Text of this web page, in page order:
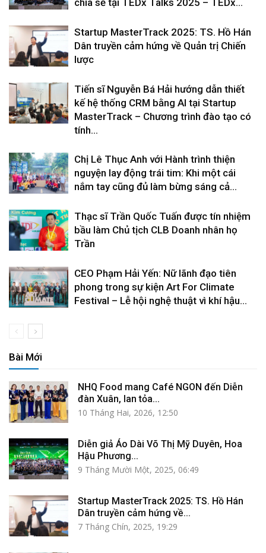
chia sẻ tại TEDx Talks 2025 – TEDx...
Startup MasterTrack 2025: TS. Hồ Hán
Dân truyền cảm hứng về Quản trị Chiến
lược
Tiến sĩ Nguyễn Bá Hải hướng dẫn thiết
kế hệ thống CRM bằng AI tại Startup
MasterTrack – Chương trình đào tạo có
tính...
Chị Lê Thục Anh với Hành trình thiện
nguyện lay động trái tim: Khi một cái
nắm tay cũng đủ làm bừng sáng cả...
Thạc sĩ Trần Quốc Tuấn được tín nhiệm
bầu làm Chủ tịch CLB Doanh nhân họ
Trần
CEO Phạm Hải Yến: Nữ lãnh đạo tiên
phong trong sự kiện Art For Climate
Festival – Lễ hội nghệ thuật vì khí hậu...
Bài Mới
NHQ Food mang Café NGON đến Diễn
đàn Xuân, lan tỏa...
10 Tháng Hai, 2026, 12:50
Diễn giả Áo Dài Võ Thị Mỹ Duyên, Hoa
Hậu Phương...
9 Tháng Mười Một, 2025, 06:49
Startup MasterTrack 2025: TS. Hồ Hán
Dân truyền cảm hứng về...
7 Tháng Chín, 2025, 19:29